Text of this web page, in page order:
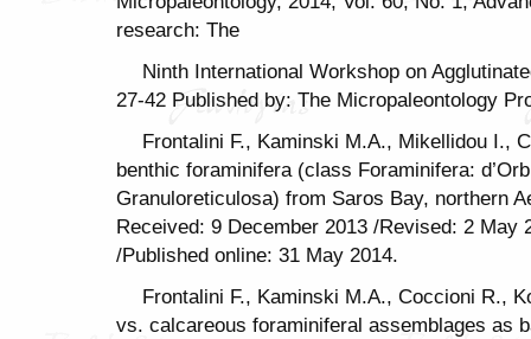
research: The
Ninth International Workshop on
27-42 Published by: The Micropaleontology
Frontalini F., Kaminski M.A., Mikellidou I.,
benthic foraminifera (class Foraminifera:
Granuloreticulosa) from Saros Bay, northern
Received: 9 December 2013 /Revised: 2 May
/Published online: 31 May 2014.
Frontalini F., Kaminski M.A., Coccioni R.,
vs. calcareous foraminiferal assemblages as